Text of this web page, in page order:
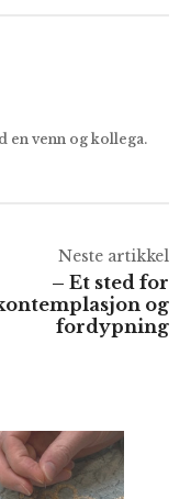
en venn og kollega.
Neste artikkel
– Et sted for
og
fordypning